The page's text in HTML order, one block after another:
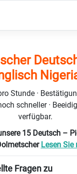
Stunde ·
schneller ·
verfügbar.
15 Deutsch –
Lesen Sie
Fragen zu